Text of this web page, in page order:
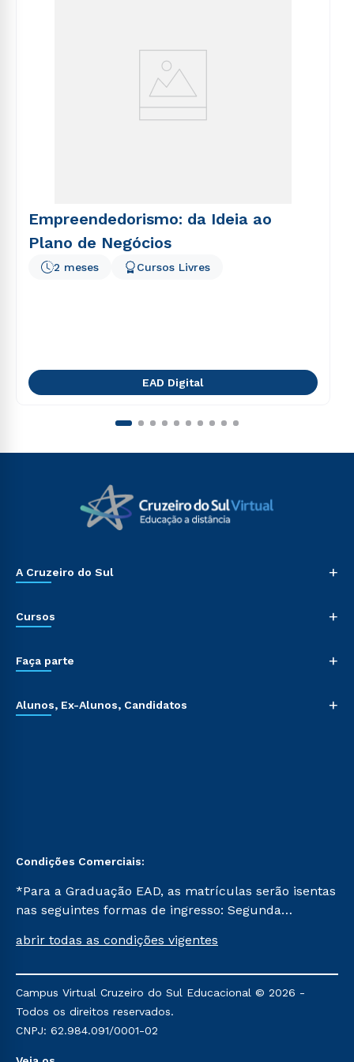
Empreendedorismo: da Ideia ao
Plano de Negócios
2 meses Cursos Livres
EAD Digital
A Cruzeiro do Sul +
Cursos +
Faça parte +
Alunos, Ex-Alunos, Candidatos +
Condições Comerciais:
*Para a Graduação EAD, as matrículas serão isentas
nas seguintes formas de ingresso: Segunda
Já para as demais, a taxa de matrícula será de R$
mencionadas são referentes aos cursos: Ensino
Religioso, Geografia para a Docência e Metodologia
do Ensino de História: Questões Atuais.
abrir todas as condições vigentes
Campus Virtual Cruzeiro do Sul Educacional © 2026 -
Todos os direitos reservados.
CNPJ: 62.984.091/0001-02